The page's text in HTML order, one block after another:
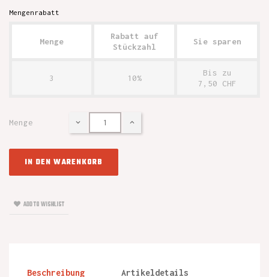
Mengenrabatt
Menge
Rabatt auf
Stückzahl
Sie sparen
3 10%
Bis zu
7,50 CHF
Menge
IN DEN WARENKORB
ADD TO WISHLIST
Beschreibung Artikeldetails